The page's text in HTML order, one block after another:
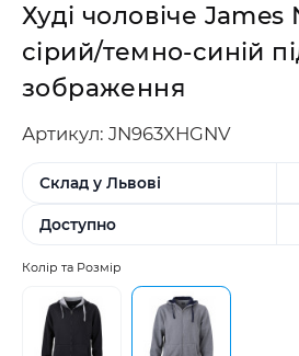
Худі чоловіче
сірий/темно-синій
зображення
Артикул: JN963XHGNV
Склад у Львові
Доступно
Колір та Розмір